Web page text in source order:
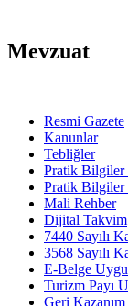
Mevzuat
Resmi Gazete
Kanunlar
Tebliğler
Pratik Bilgiler
Pratik Bilgiler
Mali Rehber
Dijital Takvim
7440 Sayılı
3568 Sayılı
E-Belge
Turizm Payı
Geri